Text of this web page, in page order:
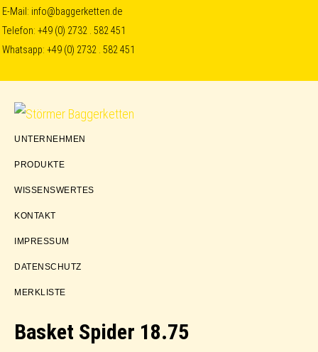
Skip
to
primary
navigation
Skip
to
content
Skip
to
E-Mail: info@baggerketten.de
Telefon:+49 (0) 2732 . 582 451
Whatsapp:+49 (0) 2732 . 582 451
Störmer
UNTERNEHMEN
PRODUKTE
WISSENSWERTES
KONTAKT
IMPRESSUM
DATENSCHUTZ
MERKLISTE
Basket Spider 18.75